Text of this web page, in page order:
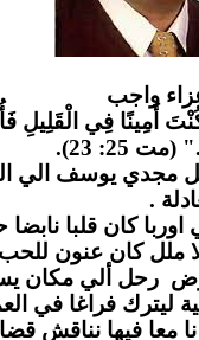
واجب
أَمِينًا فِي
25: 23).
مجدي يوسف الي
.
كان قلبا نابضا
ملل كان عنون للحب
رحل ألي مكان
ليترك فراغا في
فيها نناقش